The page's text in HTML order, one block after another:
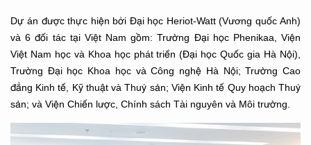
Dự án được thực hiện bởi Đại học Heriot-Watt (Vương quốc Anh)
và 6 đối tác tại Việt Nam gồm: Trường Đại học Phenikaa, Viện
Việt Nam học và Khoa học phát triển (Đại học Quốc gia Hà Nội),
Trường Đại học Khoa học và Công nghệ Hà Nội; Trường Cao
đẳng Kinh tế, Kỹ thuật và Thuỷ sản; Viện Kinh tế Quy hoạch Thuỷ
sản; và Viện Chiến lược, Chính sách Tài nguyên và Môi trường.